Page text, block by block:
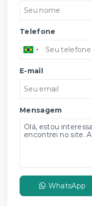
Telefone
E-mail
Mensagem
WhatsApp